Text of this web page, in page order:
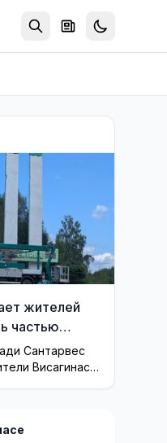
жителей
частью
стелы
Сантарвес
Висагинаса